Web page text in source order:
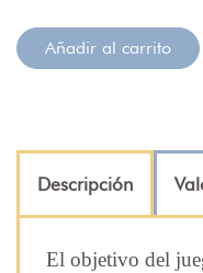
Añadir al carrito
Descripción
El objetivo del